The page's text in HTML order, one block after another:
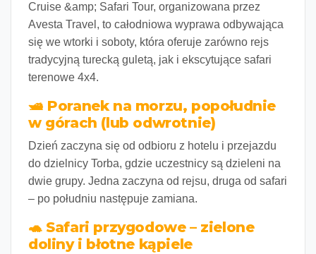
Cruise &amp; Safari Tour, organizowana przez
Avesta Travel, to całodniowa wyprawa odbywająca
się we wtorki i soboty, która oferuje zarówno rejs
tradycyjną turecką guletą, jak i ekscytujące safari
terenowe 4x4.
🛥️ Poranek na morzu, popołudnie
w górach (lub odwrotnie)
Dzień zaczyna się od odbioru z hotelu i przejazdu
do dzielnicy Torba, gdzie uczestnicy są dzieleni na
dwie grupy. Jedna zaczyna od rejsu, druga od safari
– po południu następuje zamiana.
🐢 Safari przygodowe – zielone
doliny i błotne kąpiele